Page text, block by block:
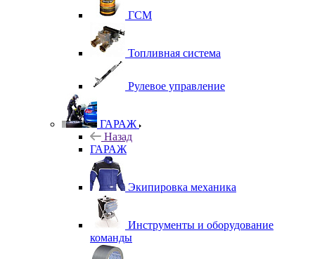
ГСМ
Топливная система
Рулевое управление
ГАРАЖ
Назад
ГАРАЖ
Экипировка механика
Инструменты и оборудование
команды